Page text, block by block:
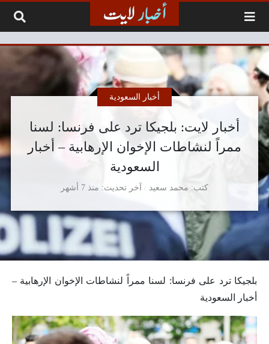
أخبار لايت: بلجيكا ترد على فرنسا: لسنا
ممراً لنشاطات الإخوان الإرهابية – أخبار
السعودية
كتب محمد سعيد
أخبار السعودية
آخر تحديث منذ 7 أشهر
بلجيكا ترد على فرنسا: لسنا ممراً لنشاطات الإخوان الإرهابية –
أخبار السعودية